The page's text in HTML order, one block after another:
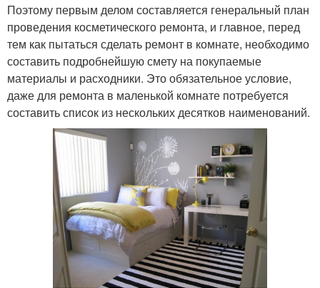
Поэтому первым делом составляется генеральный план
проведения косметического ремонта, и главное, перед
тем как пытаться сделать ремонт в комнате, необходимо
составить подробнейшую смету на покупаемые
материалы и расходники. Это обязательное условие,
даже для ремонта в маленькой комнате потребуется
составить список из нескольких десятков наименований.